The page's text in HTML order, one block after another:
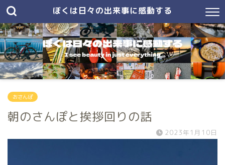
ぼくは日々の出来事に感動する
おさんぽ
朝のさんぽと挨拶回りの話
2023年1月10日